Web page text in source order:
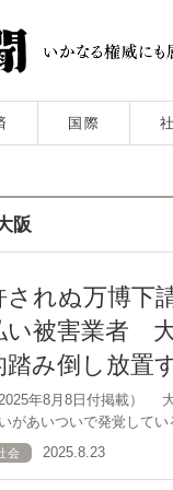
国際
阪
されぬ万博下
い被害業者
踏み倒し放置
2025年8月8日付掲載）
があいついで発覚して
会 2025.8.23